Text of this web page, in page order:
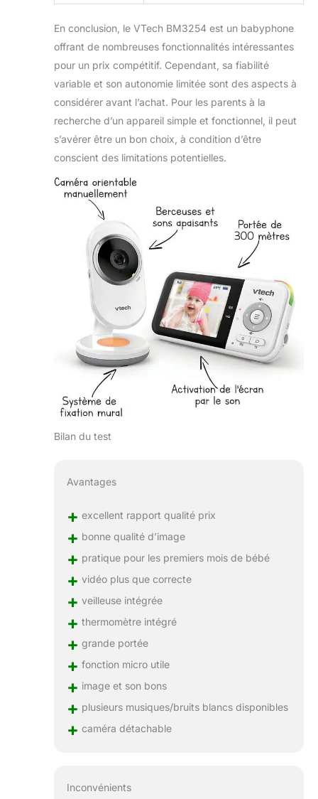
En conclusion, le VTech BM3254 est un babyphone
offrant de nombreuses fonctionnalités intéressantes
pour un prix compétitif. Cependant, sa fiabilité
variable et son autonomie limitée sont des aspects à
considérer avant l’achat. Pour les parents à la
recherche d’un appareil simple et fonctionnel, il peut
s’avérer être un bon choix, à condition d’être
conscient des limitations potentielles.
Bilan du test
Avantages
+ excellent rapport qualité prix
+ bonne qualité d’image
+ pratique pour les premiers mois de bébé
+ vidéo plus que correcte
+ veilleuse intégrée
+ thermomètre intégré
+ grande portée
+ fonction micro utile
+ image et son bons
+ plusieurs musiques/bruits blancs disponibles
+ caméra détachable
Inconvénients